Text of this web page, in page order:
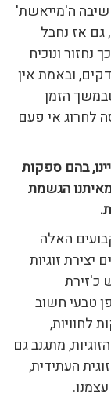
ה'מייאשת'
גם אז נחבל
ונוכיח
ובאמת אין
הזמן
לחרוג אי פעם
בהם ספקות
הגשמת
האלה
זוגיות
כ'זירת
טבעי חשוב
לחוויות,
מתגנב גם
העתידית,